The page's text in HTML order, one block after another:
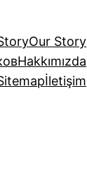
Our Story
Hakkımızda
İletişim